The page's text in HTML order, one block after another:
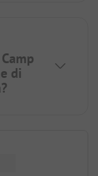
di